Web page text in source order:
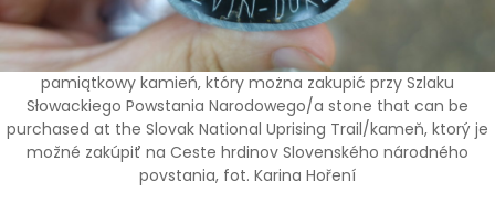
pamiątkowy kamień, który można zakupić przy Szlaku
Słowackiego Powstania Narodowego/a stone that can be
purchased at the Slovak National Uprising Trail/kameň, ktorý je
možné zakúpiť na Ceste hrdinov Slovenského národného
povstania, fot. Karina Hoření